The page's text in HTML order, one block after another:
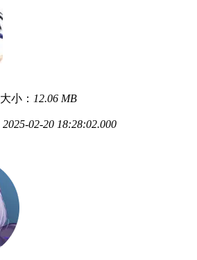
大小： 12.06 MB
2025-02-20 18:28:02.000